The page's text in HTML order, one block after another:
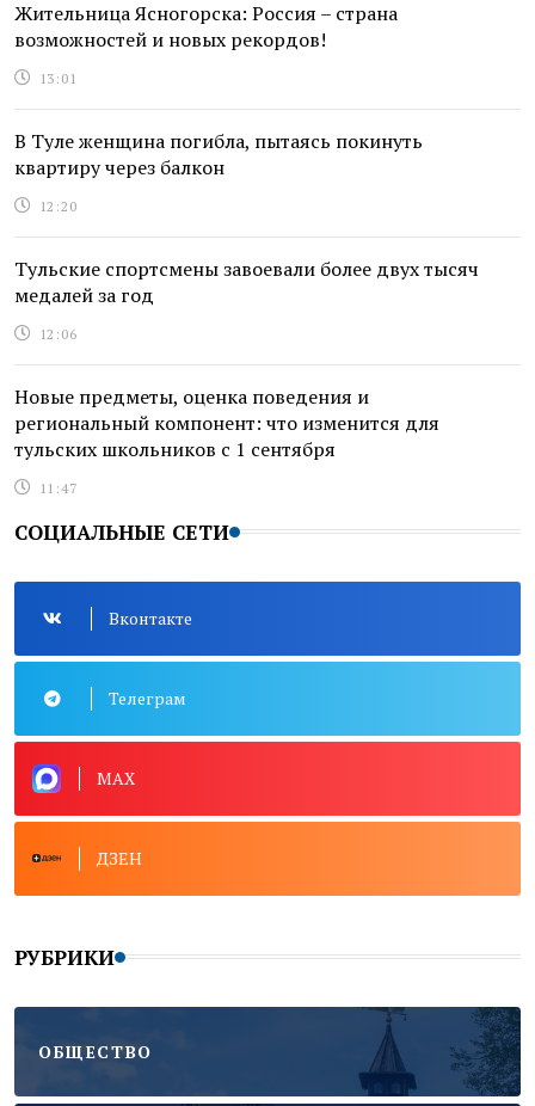
Жительница Ясногорска: Россия – страна
возможностей и новых рекордов!
13:01
В Туле женщина погибла, пытаясь покинуть
квартиру через балкон
12:20
Тульские спортсмены завоевали более двух тысяч
медалей за год
12:06
Новые предметы, оценка поведения и
региональный компонент: что изменится для
тульских школьников с 1 сентября
11:47
СОЦИАЛЬНЫЕ СЕТИ
Вконтакте
Телеграм
MAX
ДЗЕН
РУБРИКИ
ОБЩЕСТВО